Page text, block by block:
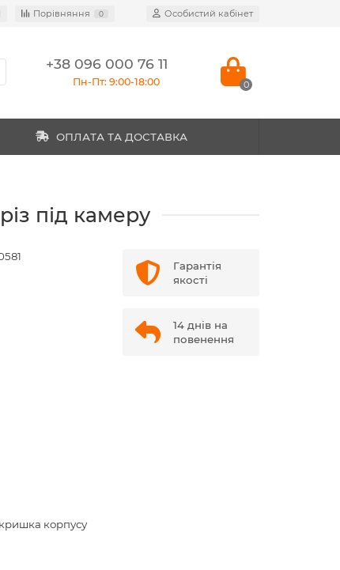
Порівняння 0 Особистий кабінет
+38 096 000 76 11
Пн-Пт: 9:00-18:00 0
ОПЛАТА ТА ДОСТАВКА
під камеру
корпусу
Гарантія
якості
14 днів на
повенення